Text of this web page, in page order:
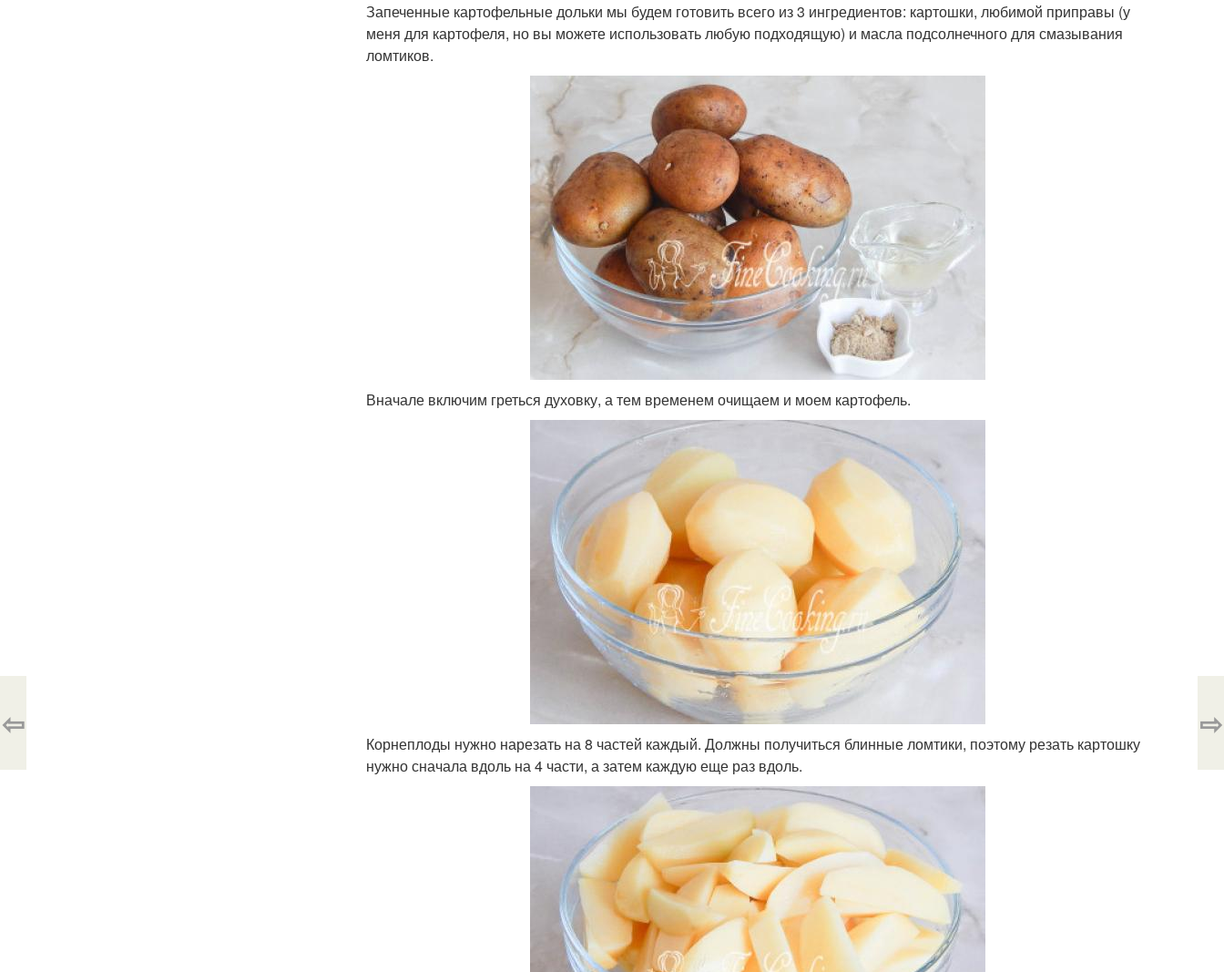
Запеченные картофельные дольки мы будем готовить всего из 3 ингредиентов: картошки, любимой приправы (у
меня для картофеля, но вы можете использовать любую подходящую) и масла подсолнечного для смазывания
ломтиков.
Вначале включим греться духовку, а тем временем очищаем и моем картофель.
Корнеплоды нужно нарезать на 8 частей каждый. Должны получиться блинные ломтики, поэтому резать картошку
нужно сначала вдоль на 4 части, а затем каждую еще раз вдоль.
⇦ ⇨